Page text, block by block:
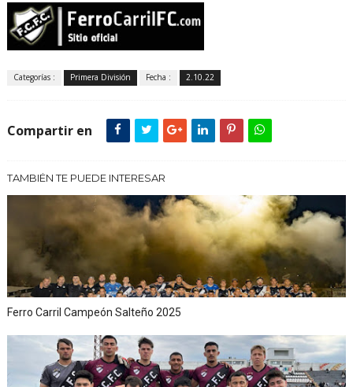
Categorías : Primera División Fecha : 2.10.22
Compartir en
TAMBIÉN TE PUEDE INTERESAR
Ferro Carril Campeón Salteño 2025